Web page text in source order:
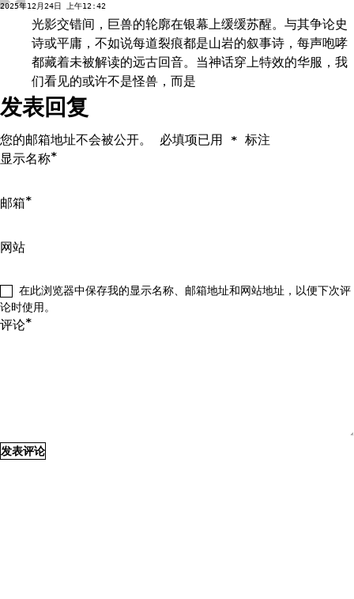
2025年12月24日 上午12:42
光影交错间，巨兽的轮廓在银幕上缓缓苏醒。与其争论史
诗或平庸，不如说每道裂痕都是山岩的叙事诗，每声咆哮
都藏着未被解读的远古回音。当神话穿上特效的华服，我
们看见的或许不是怪兽，而是
发表回复
您的邮箱地址不会被公开。 必填项已用 * 标注
评论*
显示名称*
邮箱*
网站
在此浏览器中保存我的显示名称、邮箱地址和网站地址，以便下次评
论时使用。